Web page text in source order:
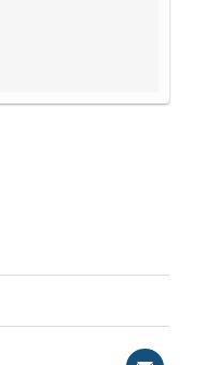
31 kr